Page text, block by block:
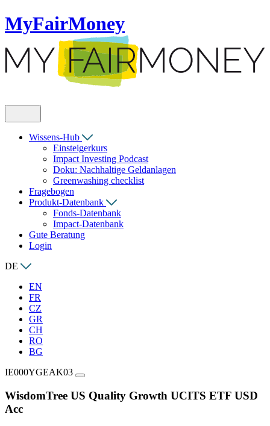
MyFairMoney
Wissens-Hub
Einsteigerkurs
Impact Investing Podcast
Doku: Nachhaltige Geldanlagen
Greenwashing checklist
Fragebogen
Produkt-Datenbank
Fonds-Datenbank
Impact-Datenbank
Gute Beratung
Login
DE
EN
FR
CZ
GR
CH
RO
BG
IE000YGEAK03
WisdomTree US Quality Growth UCITS ETF USD
Acc